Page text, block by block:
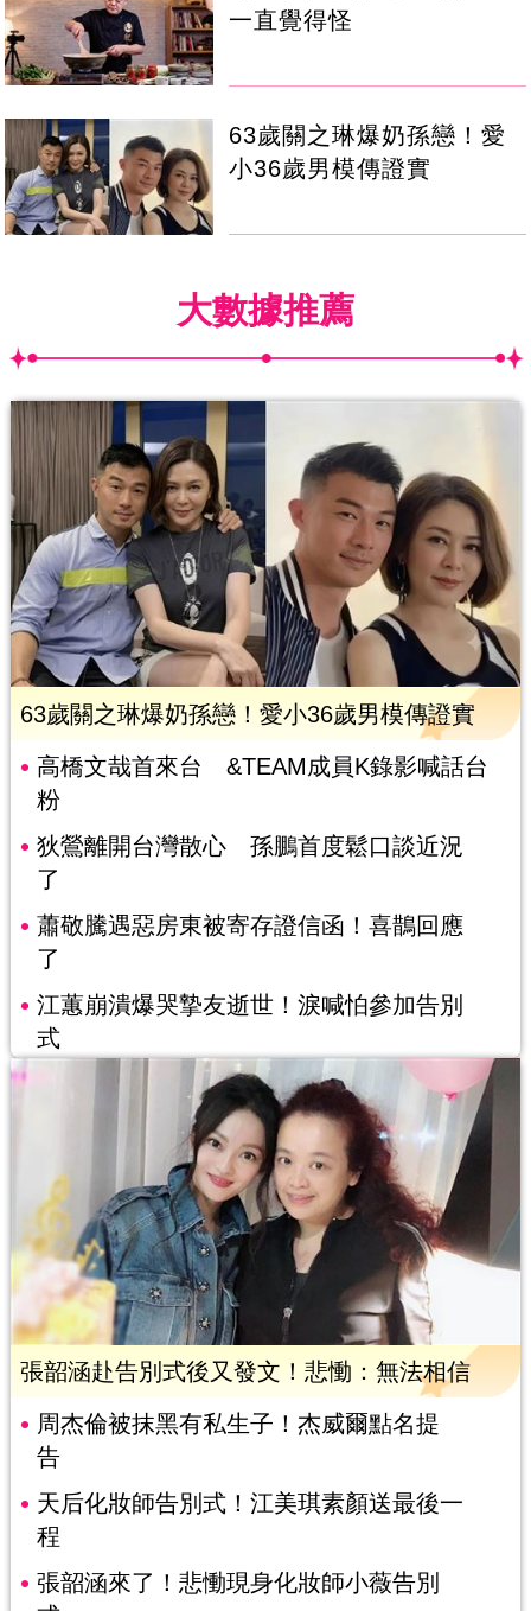
一直覺得怪
63歲關之琳爆奶孫戀！愛
小36歲男模傳證實
大數據推薦
63歲關之琳爆奶孫戀！愛小36歲男模傳證實
高橋文哉首來台 &TEAM成員K錄影喊話台
粉
狄鶯離開台灣散心 孫鵬首度鬆口談近況
了
蕭敬騰遇惡房東被寄存證信函！喜鵲回應
了
江蕙崩潰爆哭摯友逝世！淚喊怕參加告別
式
張韶涵赴告別式後又發文！悲慟：無法相信
周杰倫被抹黑有私生子！杰威爾點名提
告
天后化妝師告別式！江美琪素顏送最後一
程
張韶涵來了！悲慟現身化妝師小薇告別